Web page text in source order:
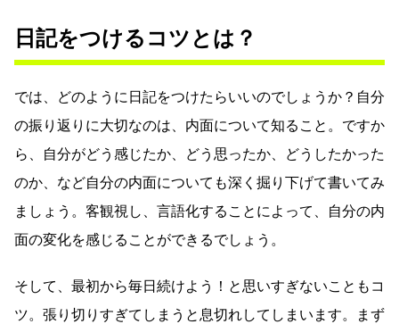
日記をつけるコツとは？
では、どのように日記をつけたらいいのでしょうか？自分
の振り返りに大切なのは、内面について知ること。ですか
ら、自分がどう感じたか、どう思ったか、どうしたかった
のか、など自分の内面についても深く掘り下げて書いてみ
ましょう。客観視し、言語化することによって、自分の内
面の変化を感じることができるでしょう。
そして、最初から毎日続けよう！と思いすぎないこともコ
ツ。張り切りすぎてしまうと息切れしてしまいます。まず